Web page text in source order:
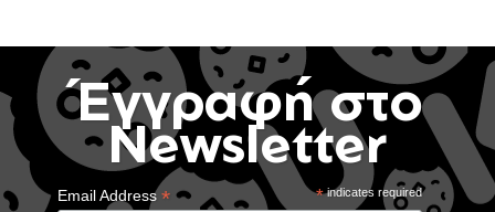
Έγγραφή στο
Newsletter
*indicates required
Email Address*